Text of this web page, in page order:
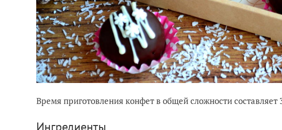
Время приготовления конфет в общей сложности составляет
Ингредиенты